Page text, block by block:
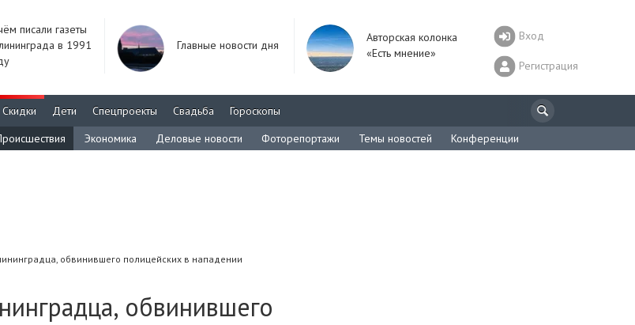
писали газеты
в 1991
Главные новости дня
Авторская колонка
«Есть мнение»
Вход
Регистрация
Скидки Дети Спецпроекты Свадьба
Гороскопы
Экономика Деловые новости Фоторепортажи Темы новостей Конференции
обвинившего полицейских в нападении
обвинившего